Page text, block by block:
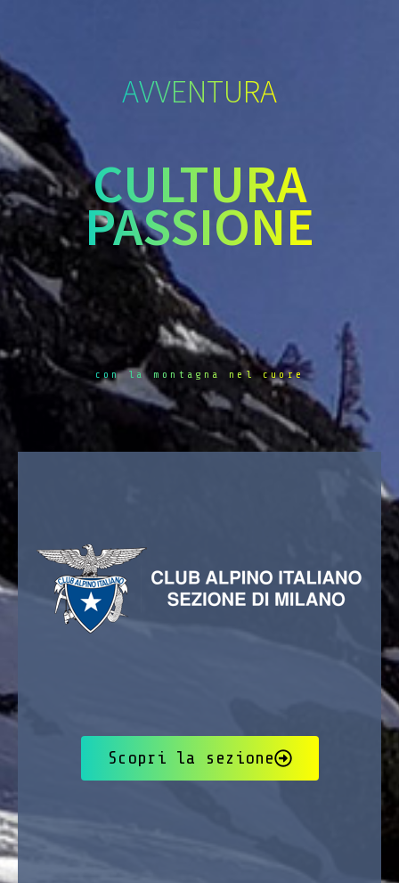
AVVENTURA
CULTURA
PASSIONE
con la montagna nel cuore
Scopri la sezione